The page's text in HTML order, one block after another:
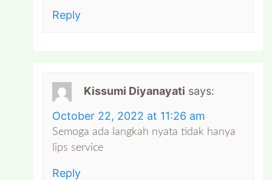
Reply
Kissumi Diyanayati says:
October 22, 2022 at 11:26 am
Semoga ada langkah nyata tidak hanya
lips service
Reply